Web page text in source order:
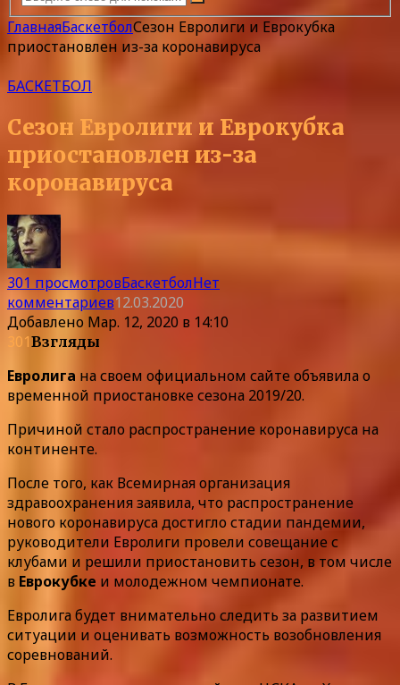
ГлавнаяБаскетболСезон Евролиги и Еврокубка
приостановлен из-за коронавируса
БАСКЕТБОЛ
Сезон Евролиги и Еврокубка
приостановлен из-за
коронавируса
301 просмотровБаскетболНет
комментариев12.03.2020
Добавлено Мар. 12, 2020 в 14:10
301Взгляды
Евролига на своем официальном сайте объявила о
временной приостановке сезона 2019/20.
Причиной стало распространение коронавируса на
континенте.
После того, как Всемирная организация
здравоохранения заявила, что распространение
нового коронавируса достигло стадии пандемии,
руководители Евролиги провели совещание с
клубами и решили приостановить сезон, в том числе
в Еврокубке и молодежном чемпионате.
Евролига будет внимательно следить за развитием
ситуации и оценивать возможность возобновления
соревнований.